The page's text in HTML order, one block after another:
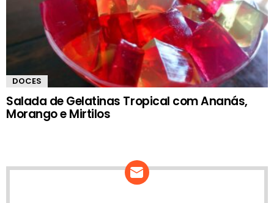
DOCES
Salada de Gelatinas Tropical com Ananás,
Morango e Mirtilos